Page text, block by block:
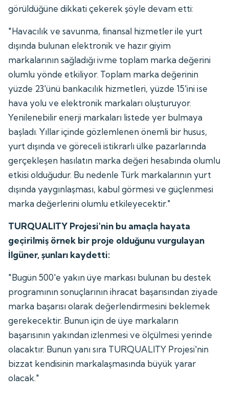
görüldüğüne dikkati çekerek şöyle devam etti:
"Havacılık ve savunma, finansal hizmetler ile yurt
dışında bulunan elektronik ve hazır giyim
markalarının sağladığı ivme toplam marka değerini
olumlu yönde etkiliyor. Toplam marka değerinin
yüzde 23'ünü bankacılık hizmetleri, yüzde 15'ini ise
hava yolu ve elektronik markaları oluşturuyor.
Yenilenebilir enerji markaları listede yer bulmaya
başladı. Yıllar içinde gözlemlenen önemli bir husus,
yurt dışında ve göreceli istikrarlı ülke pazarlarında
gerçekleşen hasılatın marka değeri hesabında olumlu
etkisi olduğudur. Bu nedenle Türk markalarının yurt
dışında yaygınlaşması, kabul görmesi ve güçlenmesi
marka değerlerini olumlu etkileyecektir."
TURQUALITY Projesi'nin bu amaçla hayata
geçirilmiş örnek bir proje olduğunu vurgulayan
İlgüner, şunları kaydetti:
"Bugün 500'e yakın üye markası bulunan bu destek
programının sonuçlarının ihracat başarısından ziyade
marka başarısı olarak değerlendirmesini beklemek
gerekecektir. Bunun için de üye markaların
başarısının yakından izlenmesi ve ölçülmesi yerinde
olacaktır. Bunun yanı sıra TURQUALITY Projesi'nin
bizzat kendisinin markalaşmasında büyük yarar
olacak."